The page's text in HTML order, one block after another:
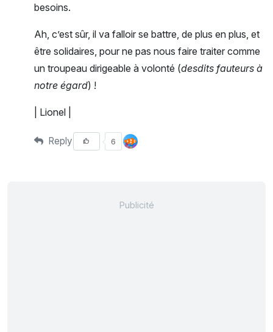
besoins.
Ah, c’est sûr, il va falloir se battre, de plus en plus, et
être solidaires, pour ne pas nous faire traiter comme
un troupeau dirigeable à volonté (desdits fauteurs à
notre égard) !
| Lionel |
Reply 6